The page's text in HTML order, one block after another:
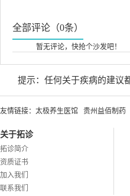
全部评论（0条）
暂无评论，快抢个沙发吧！
提示：任何关于疾病的建议
友情链接： 太极养生医馆 贵州益佰制药
关于拓诊
拓诊简介
资质证书
加入我们
联系我们